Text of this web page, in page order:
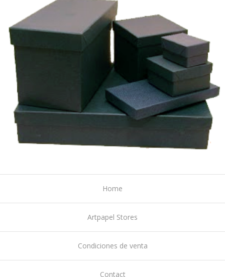
Home
Artpapel Stores
Condiciones de venta
Contact